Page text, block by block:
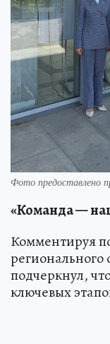
Фото предоставлено
«Команда —
Комментируя
регионального
подчеркнул,
ключевых